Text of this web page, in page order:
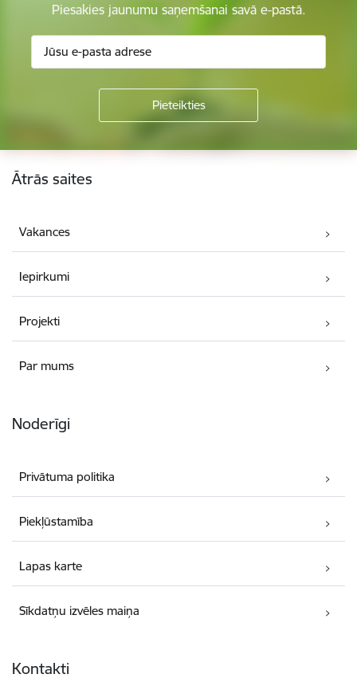
Piesakies jaunumu saņemšanai savā e-pastā.
Kājene
Ātrās saites
Vakances
Iepirkumi
Projekti
Par mums
Noderīgi
Privātuma politika
Piekļūstamība
Lapas karte
Sīkdatņu izvēles maiņa
Kontakti